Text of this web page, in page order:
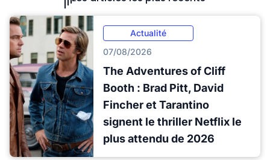
Actualité
07/08/2026
The Adventures of Cliff
Booth : Brad Pitt, David
Fincher et Tarantino
signent le thriller Netflix le
plus attendu de 2026